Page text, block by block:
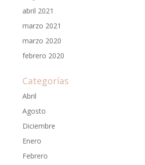
abril 2021
marzo 2021
marzo 2020
febrero 2020
Categorías
Abril
Agosto
Diciembre
Enero
Febrero